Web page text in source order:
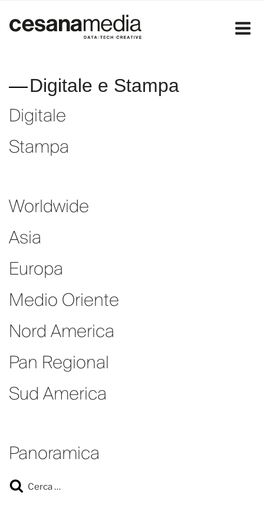
contenuto
Digitale e Stampa
Digitale
Stampa
Worldwide
Asia
Europa
Medio Oriente
Nord America
Pan Regional
Sud America
Panoramica
Cerca:
Cerca